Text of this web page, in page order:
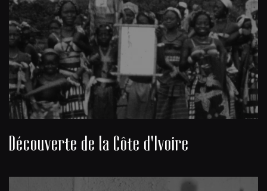
Découverte de la Côte d'Ivoire